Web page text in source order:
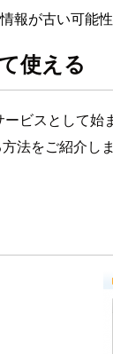
が古い可能
使える
ビスとして
法をご紹介しま